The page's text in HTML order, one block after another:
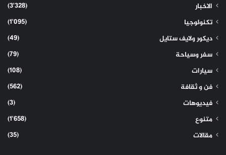
الاخبار
(3٬328)
تكنولوجيا
(1٬095)
ديكور ولايف ستايل
(49)
سفر وسياحة
(79)
سيارات
(108)
فن و ثقافة
(562)
فيديوهات
(3)
متنوع
(1٬658)
مقالات
(35)